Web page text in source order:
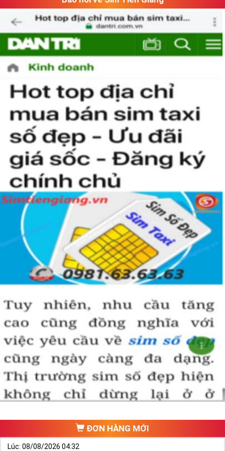
Hướng Dẫn Cách Chọn Mua Sim Hợp Mệnh Mộc
Sau đây là tổng hợp những cách chọn sim được những dẫn
chơi sim áp dụng rất nhiều trong việc chọn mua sim phong
thủy.
1. Quy luật tương sinh – tương khắc trong ngũ
hành
Ngũ hành tương sinh, ngũ hành tương khắc và hành của các
con số:
- Ngũ hành tương sinh: Kim sinh Thủy, Thủy sinh Mộc, Mộc
sinh Hỏa, Hỏa sinh Thổ, Thổ sinh Kim.
- Ngũ hành tương khắc: Kim khắc Mộc, Mộc khắc Thổ, Thổ
khắc Thủy, Thủy khắc Hỏa, Hỏa khắc Kim.
Hành thủy: Số 0, 1
Hành thổ: Số 2, 5, 8
Hành mộc: Số 3,4
Hành kim: Số 6,7
Hành hỏa: Số 9
2. Cách Chọn Sim Số Đẹp Cho Người Mệnh Mộc
Dựa vào đó bạn có thể luận giải sim số đẹp hợp mệnh Mộc là
sim có chứa các số 0,1,2,3,4, 0. Đây là những con số hợp
mệnh Mộc giúp cho chủ nhân khi chọn số sẽ ra những con số
ĐƠN HÀNG MỚI
Lúc: 08/08/2026 04:32